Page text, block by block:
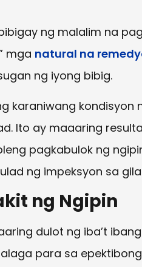
ng malalim na
mga natural na
ng iyong bibig.
karaniwang
Ito ay maaaring
pagkabulok ng
ng impeksyon sa
ng Ngipin
dulot ng iba’t
para sa